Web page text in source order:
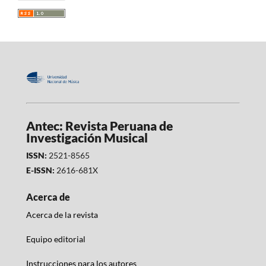
Antec: Revista Peruana de
Investigación Musical
ISSN: 2521-8565
E-ISSN: 2616-681X
Acerca de
Acerca de la revista
Equipo editorial
Instrucciones para los autores